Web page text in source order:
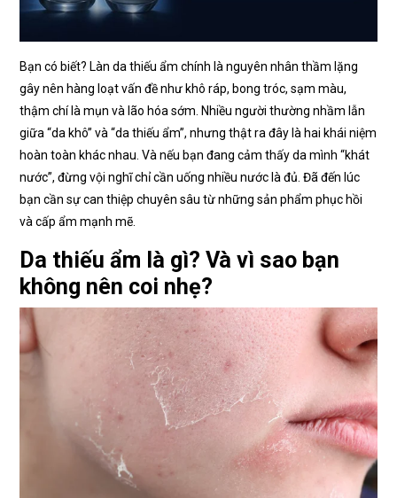
Bạn có biết? Làn da thiếu ẩm chính là nguyên nhân thầm lặng
gây nên hàng loạt vấn đề như khô ráp, bong tróc, sạm màu,
thậm chí là mụn và lão hóa sớm. Nhiều người thường nhầm lẫn
giữa “da khô” và “da thiếu ẩm”, nhưng thật ra đây là hai khái niệm
hoàn toàn khác nhau. Và nếu bạn đang cảm thấy da mình “khát
nước”, đừng vội nghĩ chỉ cần uống nhiều nước là đủ. Đã đến lúc
bạn cần sự can thiệp chuyên sâu từ những sản phẩm phục hồi
và cấp ẩm mạnh mẽ.
Da thiếu ẩm là gì? Và vì sao bạn
không nên coi nhẹ?